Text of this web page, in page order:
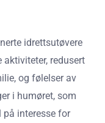
idrettsutøvere
redusert
og følelser av
i humøret, som
på interesse for